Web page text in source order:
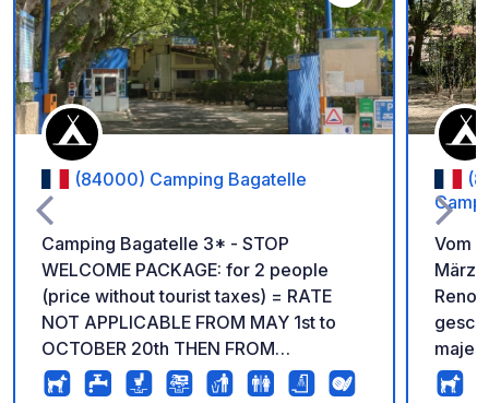
Zu Ihren Favoriten
(84000) Camping Bagatelle
Camping Bagatelle 3* - STOP
WELCOME PACKAGE: for 2 people
(price without tourist taxes) = RATE
NOT APPLICABLE FROM MAY 1st to
OCTOBER 20th THEN FROM
DECEMBER 21st to JANUARY 5th (rate
Vom
März
geschlossen.